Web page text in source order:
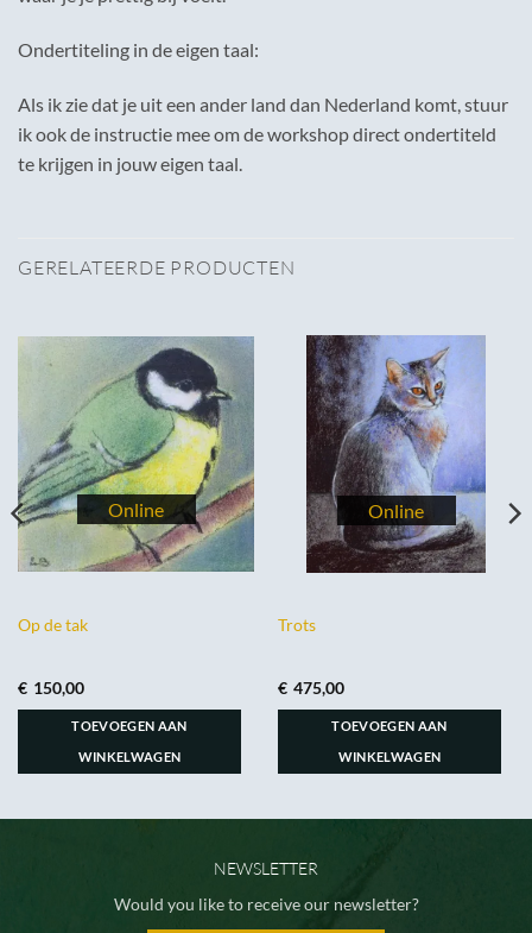
Ondertiteling in de eigen taal:
Als ik zie dat je uit een ander land dan Nederland komt, stuur
ik ook de instructie mee om de workshop direct ondertiteld
te krijgen in jouw eigen taal.
GERELATEERDE PRODUCTEN
Op de tak
€ 150,00
TOEVOEGEN AAN
WINKELWAGEN
Trots
€ 475,00
TOEVOEGEN AAN
WINKELWAGEN
NEWSLETTER
Would you like to receive our newsletter?